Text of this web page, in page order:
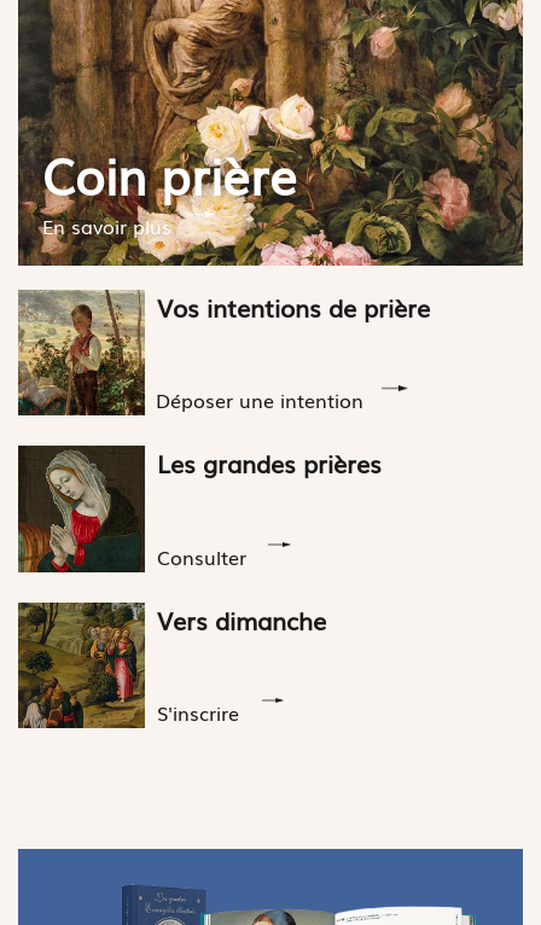
En savoir plus
Coin prière
Vos intentions de prière
Déposer une intention
Les grandes prières
Consulter
Vers dimanche
S'inscrire